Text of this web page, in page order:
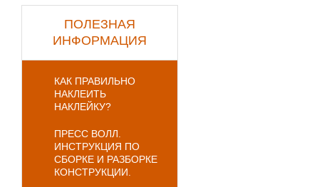
ПОЛЕЗНАЯ
ИНФОРМАЦИЯ
КАК ПРАВИЛЬНО
НАКЛЕИТЬ
НАКЛЕЙКУ?
ПРЕСС ВОЛЛ.
ИНСТРУКЦИЯ ПО
СБОРКЕ И РАЗБОРКЕ
КОНСТРУКЦИИ.